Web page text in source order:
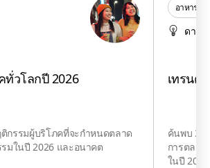
ทั่วโลกปี 2026
ติกรรมผู้บริโภคที่จะกำหนดตลาด
มในปี 2026 และอนาคต
อาหารแล
ดาว
เทรนด์
ค้นพบ 3
การตลาด
ในปี